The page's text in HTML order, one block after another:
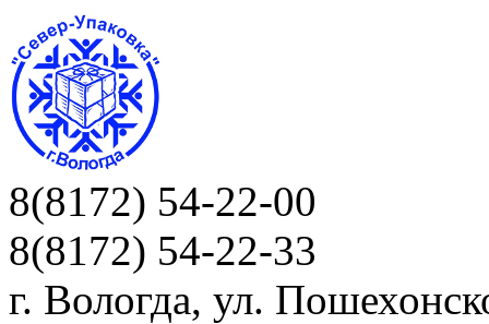
8(8172) 54-22-00
8(8172) 54-22-33
г. Вологда, ул.